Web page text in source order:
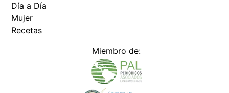
Día a Día
Mujer
Recetas
Miembro de: